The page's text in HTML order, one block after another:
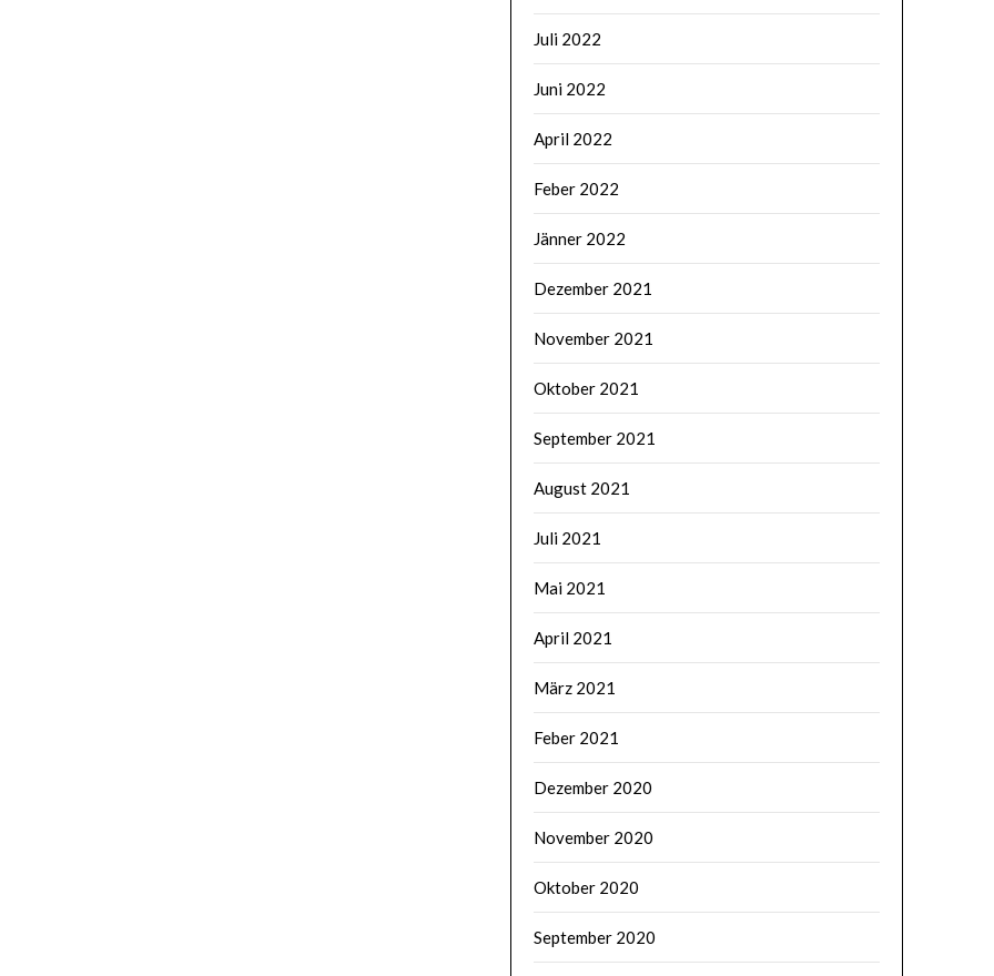
Juli 2022
Juni 2022
April 2022
Feber 2022
Jänner 2022
Dezember 2021
November 2021
Oktober 2021
September 2021
August 2021
Juli 2021
Mai 2021
April 2021
März 2021
Feber 2021
Dezember 2020
November 2020
Oktober 2020
September 2020